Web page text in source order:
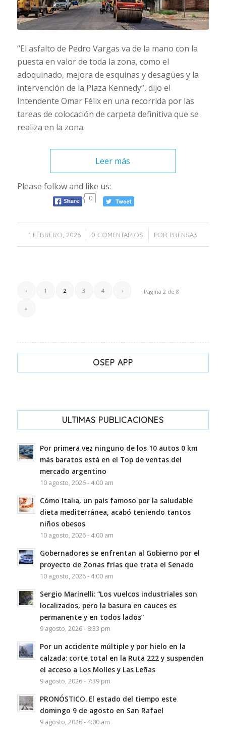
“El asfalto de Pedro Vargas va de la mano con la
puesta en valor de toda la zona, como el
adoquinado, mejora de esquinas y desagües y la
intervención de la Plaza Kennedy”, dijo el
Intendente Omar Félix en una recorrida por las
tareas de colocación de carpeta definitiva que se
realiza en la zona.
Leer más
Please follow and like us:
0
1 FEBRERO, 2026
/ 0 COMENTARIOS
/ POR PRENSA3
Página 2 de 8
‹ 1 2 3 4 ›
»
OSEP APP
ULTIMAS PUBLICACIONES
Por primera vez ninguno de los 10 autos 0 km
más baratos está en el Top de ventas del
mercado argentino
10 agosto, 2026 - 4:00 am
Cómo Italia, un país famoso por la saludable
dieta mediterránea, acabó teniendo tantos
niños obesos
10 agosto, 2026 - 4:00 am
Gobernadores se enfrentan al Gobierno por el
proyecto de Zonas frías que trata el Senado
10 agosto, 2026 - 4:00 am
Sergio Marinelli: “Los vuelcos industriales son
localizados, pero la basura en cauces es
permanente y en todos lados”
9 agosto, 2026 - 8:33 pm
Por un accidente múltiple y por hielo en la
calzada: corte total en la Ruta 222 y suspenden
el acceso a Los Molles y Las Leñas
9 agosto, 2026 - 7:39 pm
PRONÓSTICO. El estado del tiempo este
domingo 9 de agosto en San Rafael
9 agosto, 2026 - 4:00 am